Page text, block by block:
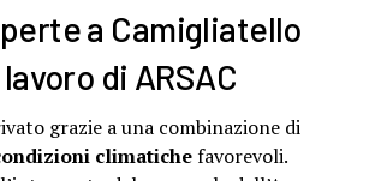
a Camigliatello
di ARSAC
grazie a una combinazione di
climatichefavorevoli.